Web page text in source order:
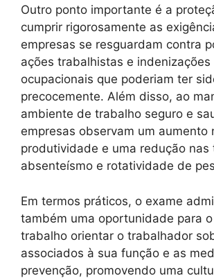
Outro ponto importante é a
cumprir rigorosamente as
empresas se resguardam contra
ações trabalhistas e indenizações
ocupacionais que poderiam ter
precocemente. Além disso, ao
ambiente de trabalho seguro e
empresas observam um aumento
produtividade e uma redução nas
absenteísmo e rotatividade de
Em termos práticos, o exame
também uma oportunidade para
trabalho orientar o trabalhador
associados à sua função e as
prevenção, promovendo uma